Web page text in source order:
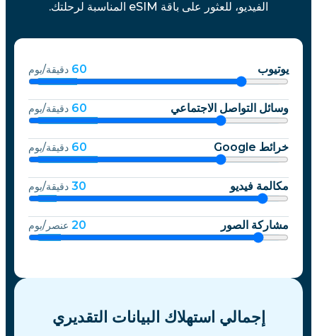
الفيديو، للعثور على باقة eSIM المناسبة لرحلتك.
يوتيوب 60 دقيقة/يوم
وسائل التواصل الاجتماعي 60 دقيقة/يوم
خرائط Google 60 دقيقة/يوم
مكالمة فيديو 30 دقيقة/يوم
مشاركة الصور 20 عنصر/يوم
إجمالي استهلاك البيانات التقديري